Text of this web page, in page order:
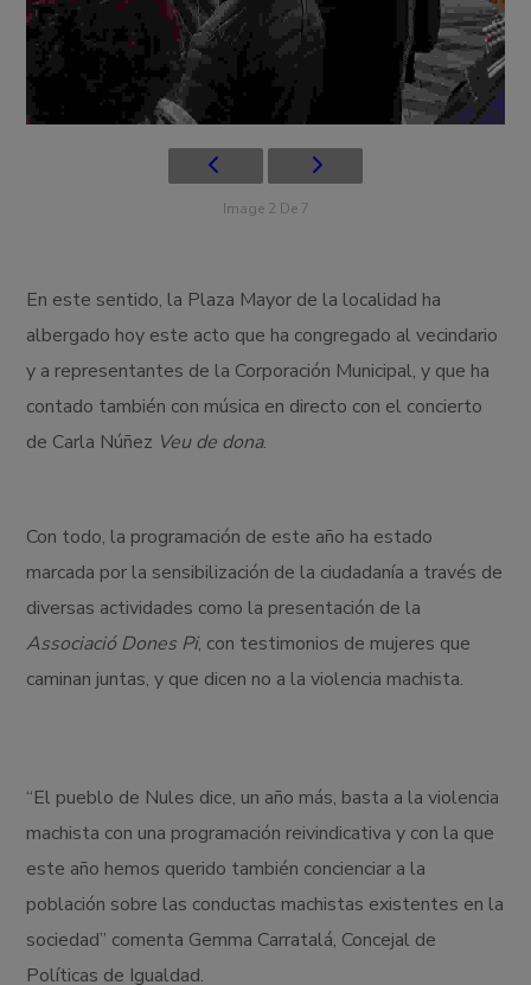
Image 2 De 7
En este sentido, la Plaza Mayor de la localidad ha
albergado hoy este acto que ha congregado al vecindario
y a representantes de la Corporación Municipal, y que ha
contado también con música en directo con el concierto
de Carla Núñez Veu de dona.
Con todo, la programación de este año ha estado
marcada por la sensibilización de la ciudadanía a través de
diversas actividades como la presentación de la
Associació Dones Pi, con testimonios de mujeres que
caminan juntas, y que dicen no a la violencia machista.
“El pueblo de Nules dice, un año más, basta a la violencia
machista con una programación reivindicativa y con la que
este año hemos querido también concienciar a la
población sobre las conductas machistas existentes en la
sociedad” comenta Gemma Carratalá, Concejal de
Políticas de Igualdad.